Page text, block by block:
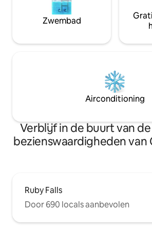
Zwembad
Airconditioning
Verblijf in de buurt van
bezienswaardigheden van
Ruby Falls
Door 690 locals aanbevolen